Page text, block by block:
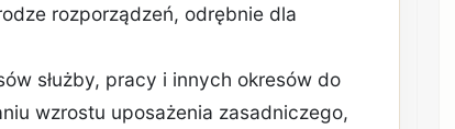
rozporządzeń, odrębnie dla
służby, pracy i innych okresów do
wzrostu uposażenia zasadniczego,